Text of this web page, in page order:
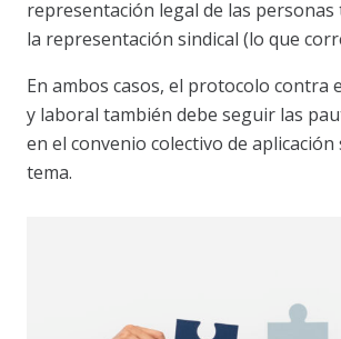
representación legal de las
la representación sindical (lo que
En ambos casos, el protocolo contra
y laboral también debe seguir las
en el convenio colectivo de
tema.